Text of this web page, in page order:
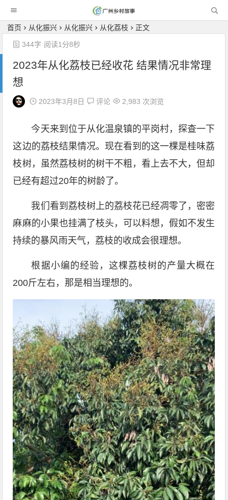
首页 从化振兴 从化振兴 从化荔枝 正文
2023年从化荔枝已经收花 结果情况非常理
想
2023年3月8日 评论 2,983 次浏览
344字 阅读1分8秒
今天来到位于从化温泉镇的平岗村，探查一下
这边的荔枝结果情况。现在看到的这一棵是桂味荔
枝树，虽然荔枝树的树干不粗，看上去不大，但却
已经有超过20年的树龄了。
我们看到荔枝树上的荔枝花已经凋零了，密密
麻麻的小果也挂满了枝头，可以料想，假如不发生
持续的暴风雨天气，荔枝的收成会很理想。
根据小编的经验，这棵荔枝树的产量大概在
200斤左右，那是相当理想的。